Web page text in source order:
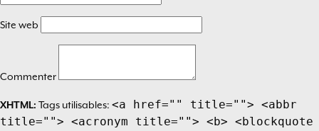
Site web
Commenter
XHTML: Tags utilisables: <a href="" title=""> <abbr
title=""> <acronym title=""> <b> <blockquote